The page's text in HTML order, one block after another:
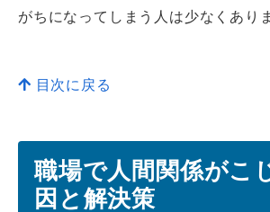
がちになってしまう人は少なくあり
目次に戻る
職場で人間関係がこ
因と解決策